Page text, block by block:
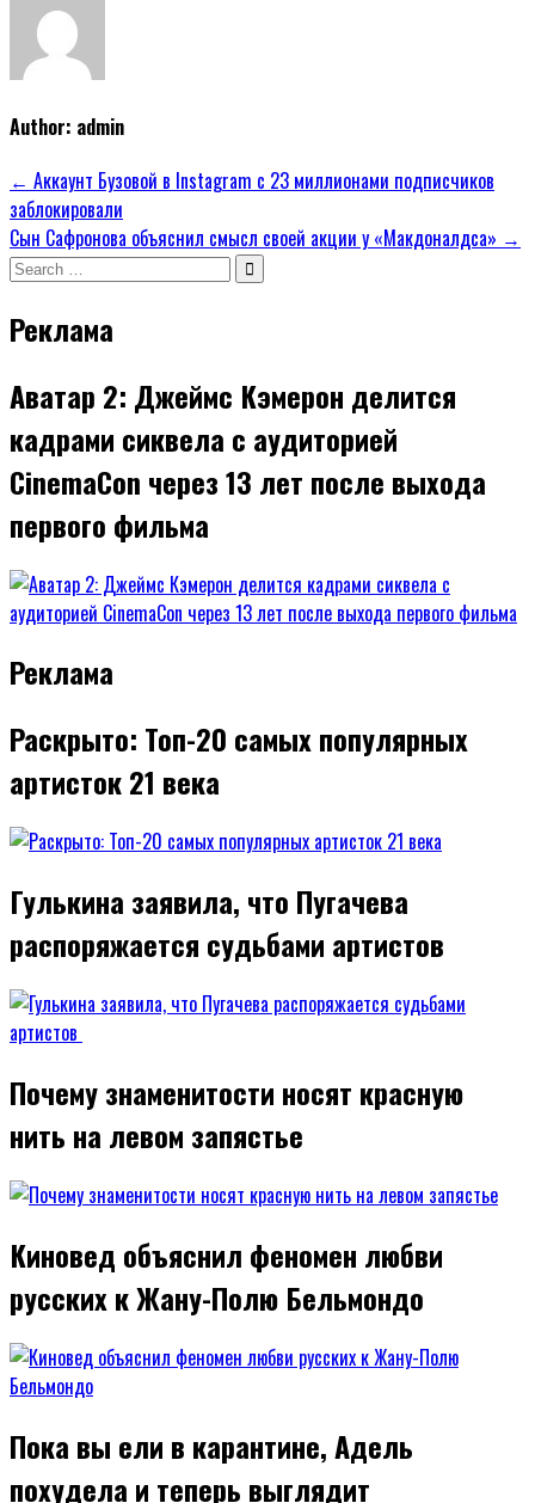
Author: admin
Навигация
по
записям
← Аккаунт Бузовой в Instagram с 23 миллионами подписчиков
заблокировали
Сын Сафронова объяснил смысл своей акции у «Макдоналдса» →
Search
Реклама
Аватар 2: Джеймс Кэмерон делится
кадрами сиквела с аудиторией
CinemaCon через 13 лет после выхода
первого фильма
Реклама
Раскрыто: Топ-20 самых популярных
артисток 21 века
Гулькина заявила, что Пугачева
распоряжается судьбами артистов
Почему знаменитости носят красную
нить на левом запястье
Киновед объяснил феномен любви
русских к Жану-Полю Бельмондо
Пока вы ели в карантине, Адель
похудела и теперь выглядит